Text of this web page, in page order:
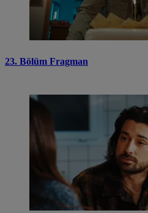
23. Bölüm Fragman